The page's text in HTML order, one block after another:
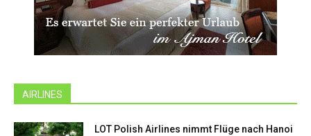
AIRLINES
LOT Polish Airlines nimmt Flüge nach Hanoi